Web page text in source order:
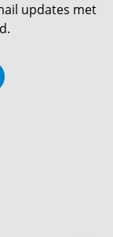
updates met